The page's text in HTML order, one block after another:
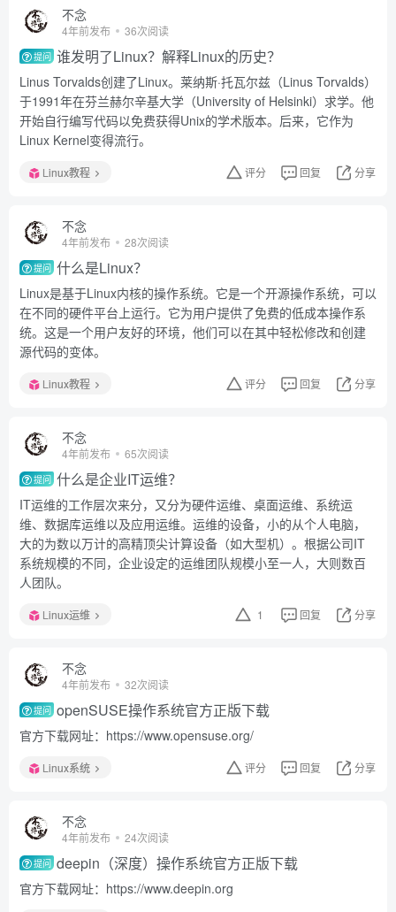
不念
4年前发布 36次阅读
提问 谁发明了Linux？解释Linux的历史？
Linus Torvalds创建了Linux。莱纳斯·托瓦尔兹（Linus Torvalds）
于1991年在芬兰赫尔辛基大学（University of Helsinki）求学。他
开始自行编写代码以免费获得Unix的学术版本。后来，它作为
Linux Kernel变得流行。
Linux教程 评分 回复 分享
不念
4年前发布 28次阅读
提问 什么是Linux？
Linux是基于Linux内核的操作系统。它是一个开源操作系统，可以
在不同的硬件平台上运行。它为用户提供了免费的低成本操作系
统。这是一个用户友好的环境，他们可以在其中轻松修改和创建
源代码的变体。
Linux教程 评分 回复 分享
不念
4年前发布 65次阅读
提问 什么是企业IT运维？
IT运维的工作层次来分，又分为硬件运维、桌面运维、系统运
维、数据库运维以及应用运维。运维的设备，小的从个人电脑，
大的为数以万计的高精顶尖计算设备（如大型机）。根据公司IT
系统规模的不同，企业设定的运维团队规模小至一人，大则数百
人团队。
Linux运维 1 回复 分享
不念
4年前发布 32次阅读
提问 openSUSE操作系统官方正版下载
官方下载网址：https://www.opensuse.org/
Linux系统 评分 回复 分享
不念
4年前发布 24次阅读
提问 deepin（深度）操作系统官方正版下载
官方下载网址：https://www.deepin.org